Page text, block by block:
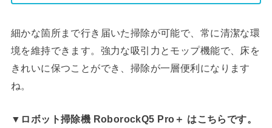
細かな箇所まで行き届いた掃除が可能で、常に清潔な環
境を維持できます。強力な吸引力とモップ機能で、床を
きれいに保つことができ、掃除が一層便利になります
ね。
▼ロボット掃除機 RoborockQ5 Pro＋ はこちらです。